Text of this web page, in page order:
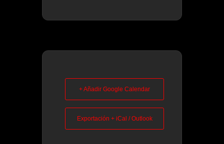
+ Añadir Google Calendar
Exportación + iCal / Outlook